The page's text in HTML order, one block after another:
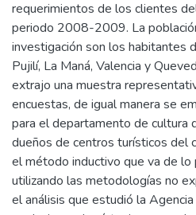
requerimientos de los clientes
periodo 2008-2009. La
investigación son los habitantes
Pujilí, La Maná, Valencia y
extrajo una muestra
encuestas, de igual manera se
para el departamento de cultura
dueños de centros turísticos del
el método inductivo que va de lo
utilizando las metodologías no
el análisis que estudió la